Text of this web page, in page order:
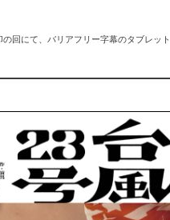
回にて、バリアフリー字幕のタブレット